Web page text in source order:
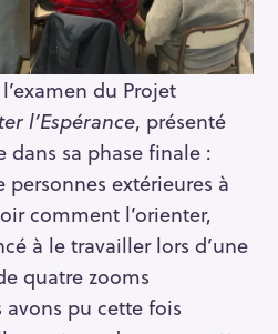
du Projet
l’Espérance, présenté
dans sa phase finale :
extérieures à
comment l’orienter,
à le travailler lors d’une
quatre zooms
pu cette fois